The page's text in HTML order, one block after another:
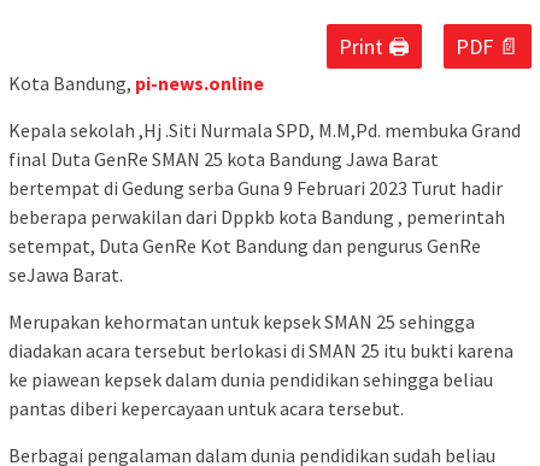
Print 🖨 PDF 📄
Kota Bandung, pi-news.online
Kepala sekolah ,Hj .Siti Nurmala SPD, M.M,Pd. membuka Grand
final Duta GenRe SMAN 25 kota Bandung Jawa Barat
bertempat di Gedung serba Guna 9 Februari 2023 Turut hadir
beberapa perwakilan dari Dppkb kota Bandung , pemerintah
setempat, Duta GenRe Kot Bandung dan pengurus GenRe
seJawa Barat.
Merupakan kehormatan untuk kepsek SMAN 25 sehingga
diadakan acara tersebut berlokasi di SMAN 25 itu bukti karena
ke piawean kepsek dalam dunia pendidikan sehingga beliau
pantas diberi kepercayaan untuk acara tersebut.
Berbagai pengalaman dalam dunia pendidikan sudah beliau